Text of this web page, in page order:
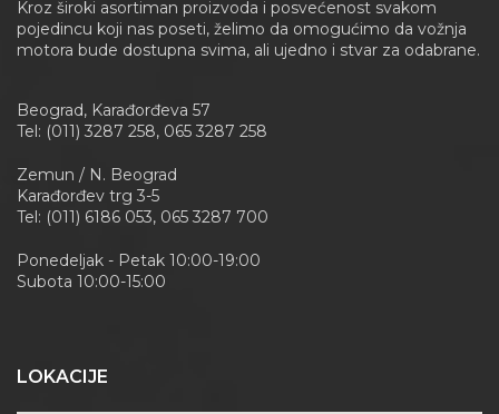
Kroz široki asortiman proizvoda i posvećenost svakom
pojedincu koji nas poseti, želimo da omogućimo da vožnja
motora bude dostupna svima, ali ujedno i stvar za odabrane.
Beograd, Karađorđeva 57
Tel: (011) 3287 258, 065 3287 258
Zemun / N. Beograd
Karađorđev trg 3-5
Tel: (011) 6186 053, 065 3287 700
Ponedeljak - Petak 10:00-19:00
Subota 10:00-15:00
LOKACIJE